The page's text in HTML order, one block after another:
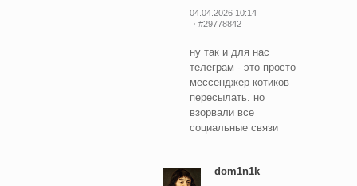
04.04.2026 10:14
#29778842
ну так и для нас
телеграм - это просто
мессенджер котиков
пересылать. но
взорвали все
социальные связи
dom1n1k